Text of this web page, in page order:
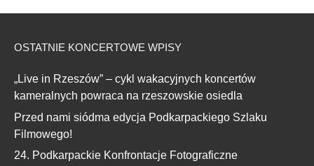
OSTATNIE KONCERTOWE WPISY
„Live in Rzeszów” – cykl wakacyjnych koncertów
kameralnych powraca na rzeszowskie osiedla
Przed nami siódma edycja Podkarpackiego Szlaku
Filmowego!
24. Podkarpackie Konfrontacje Fotograficzne